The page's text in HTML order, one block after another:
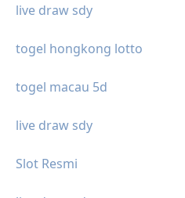
live draw sdy
togel hongkong lotto
togel macau 5d
live draw sdy
Slot Resmi